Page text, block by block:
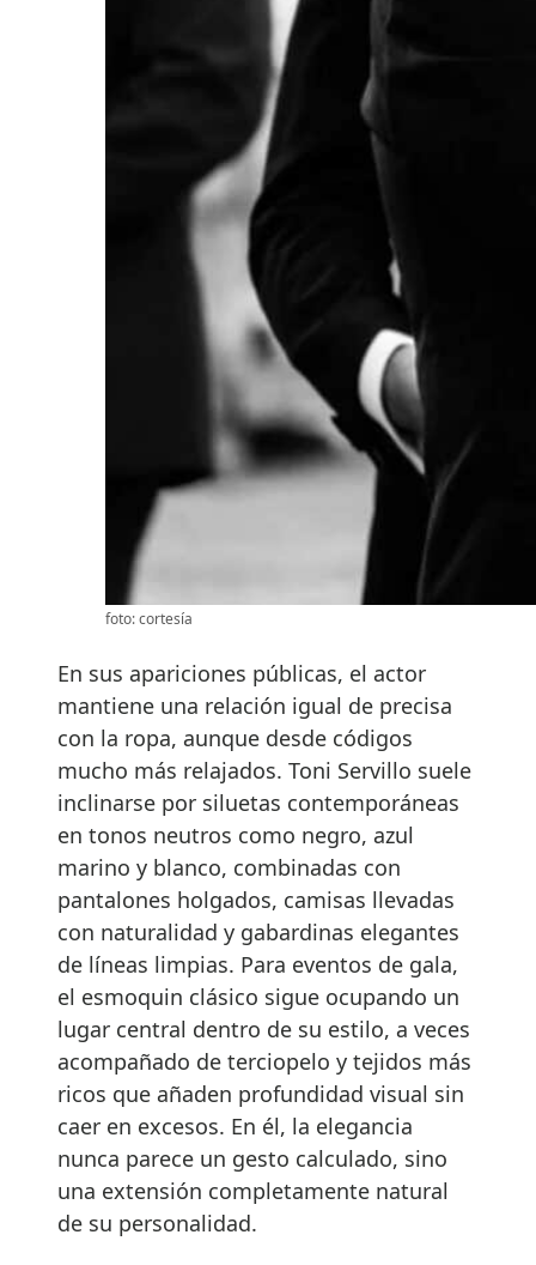
foto: cortesía
En sus apariciones públicas, el actor
mantiene una relación igual de precisa
con la ropa, aunque desde códigos
mucho más relajados. Toni Servillo suele
inclinarse por siluetas contemporáneas
en tonos neutros como negro, azul
marino y blanco, combinadas con
pantalones holgados, camisas llevadas
con naturalidad y gabardinas elegantes
de líneas limpias. Para eventos de gala,
el esmoquin clásico sigue ocupando un
lugar central dentro de su estilo, a veces
acompañado de terciopelo y tejidos más
ricos que añaden profundidad visual sin
caer en excesos. En él, la elegancia
nunca parece un gesto calculado, sino
una extensión completamente natural
de su personalidad.